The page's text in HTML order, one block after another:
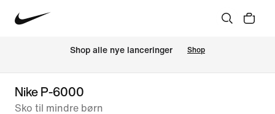
Shop alle nye lanceringer Shop
Nike P-6000
Sko til mindre børn